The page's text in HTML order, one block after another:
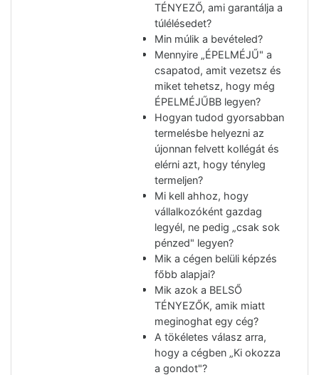
TÉNYEZŐ, ami garantálja a
túlélésedet?
Min múlik a bevételed?
Mennyire „ÉPELMÉJŰ" a
csapatod, amit vezetsz és
miket tehetsz, hogy még
ÉPELMÉJŰBB legyen?
Hogyan tudod gyorsabban
termelésbe helyezni az
újonnan felvett kollégát és
elérni azt, hogy tényleg
termeljen?
Mi kell ahhoz, hogy
vállalkozóként gazdag
legyél, ne pedig „csak sok
pénzed" legyen?
Mik a cégen belüli képzés
főbb alapjai?
Mik azok a BELSŐ
TÉNYEZŐK, amik miatt
meginoghat egy cég?
A tökéletes válasz arra,
hogy a cégben „Ki okozza
a gondot"?